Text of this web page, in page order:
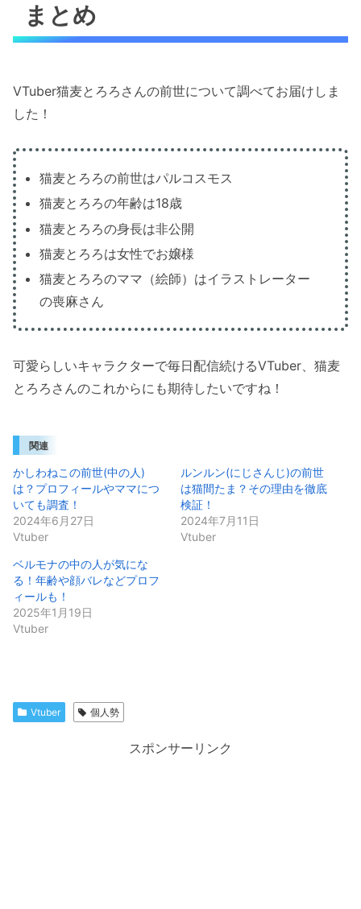
まとめ
VTuber猫麦とろろさんの前世について調べてお届けしま
した！
猫麦とろろの前世はパルコスモス
猫麦とろろの年齢は18歳
猫麦とろろの身長は非公開
猫麦とろろは女性でお嬢様
猫麦とろろのママ（絵師）はイラストレーター
の喪麻さん
可愛らしいキャラクターで毎日配信続けるVTuber、猫麦
とろろさんのこれからにも期待したいですね！
関連
かしわねこの前世(中の人)
は？プロフィールやママにつ
いても調査！
2024年6月27日
Vtuber
ルンルン(にじさんじ)の前世
は猫間たま？その理由を徹底
検証！
2024年7月11日
Vtuber
ベルモナの中の人が気にな
る！年齢や顔バレなどプロフ
ィールも！
2025年1月19日
Vtuber
Vtuber 個人勢
スポンサーリンク